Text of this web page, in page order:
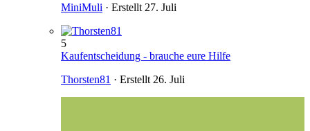
MiniMuli · Erstellt 27. Juli
5
Kaufentscheidung - brauche eure Hilfe
Thorsten81 · Erstellt 26. Juli